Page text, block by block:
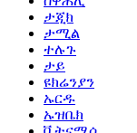
ታጂክ
ታሚል
ተሉጉ
ታይ
ዩክሬንያን
ኡርዱ
ኡዝቤክ